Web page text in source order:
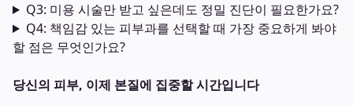
Q3: 미용 시술만 받고 싶은데도 정밀 진단이 필요한가요?
Q4: 책임감 있는 피부과를 선택할 때 가장 중요하게 봐야
할 점은 무엇인가요?
당신의 피부, 이제 본질에 집중할 시간입니다